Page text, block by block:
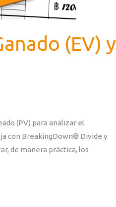
(EV) y
(PV) para analizar el
con BreakingDown® Divide y
de manera práctica, los